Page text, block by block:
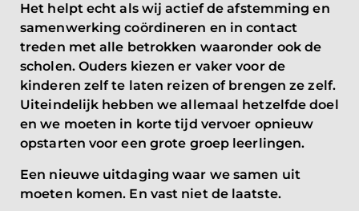
Het helpt echt als wij actief de afstemming en
samenwerking coördineren en in contact
treden met alle betrokken waaronder ook de
scholen. Ouders kiezen er vaker voor de
kinderen zelf te laten reizen of brengen ze zelf.
Uiteindelijk hebben we allemaal hetzelfde doel
en we moeten in korte tijd vervoer opnieuw
opstarten voor een grote groep leerlingen.
Een nieuwe uitdaging waar we samen uit
moeten komen. En vast niet de laatste.